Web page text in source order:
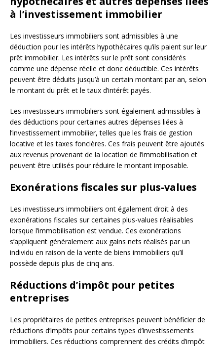
à l’investissement immobilier
Les investisseurs immobiliers sont admissibles à une
déduction pour les intérêts hypothécaires qu’ils paient sur leur
prêt immobilier. Les intérêts sur le prêt sont considérés
comme une dépense réelle et donc déductible. Ces intérêts
peuvent être déduits jusqu’à un certain montant par an, selon
le montant du prêt et le taux d’intérêt payés.
Les investisseurs immobiliers sont également admissibles à
des déductions pour certaines autres dépenses liées à
l’investissement immobilier, telles que les frais de gestion
locative et les taxes foncières. Ces frais peuvent être ajoutés
aux revenus provenant de la location de l’immobilisation et
peuvent être utilisés pour réduire le montant imposable.
Exonérations fiscales sur plus-values
Les investisseurs immobiliers ont également droit à des
exonérations fiscales sur certaines plus-values ​​réalisables
lorsque l’immobilisation est vendue. Ces exonérations
s’appliquent généralement aux gains nets réalisés par un
individu en raison de la vente de biens immobiliers qu’il
possède depuis plus de cinq ans.
Réductions d’impôt pour petites
entreprises
Les propriétaires de petites entreprises peuvent bénéficier de
réductions d’impôts pour certains types d’investissements
immobiliers. Ces réductions comprennent des crédits d’impôt